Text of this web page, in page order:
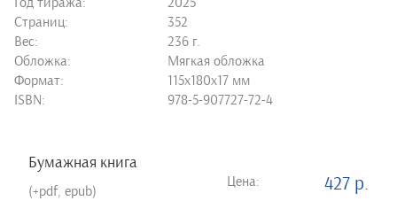
Страниц:
352
Вес:
236 г.
Обложка:
Мягкая обложка
Формат:
115х180х17 мм
ISBN:
978-5-907727-72-4
Бумажная книга
(+pdf, epub)
Цена: 427 р.